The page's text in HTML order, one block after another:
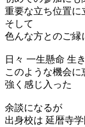
重要な立ち位置に
そして
色んな方とのご縁
日々 一生懸命 生
このような機会に
強く感じ入った
余談になるが
出身校は 延暦寺